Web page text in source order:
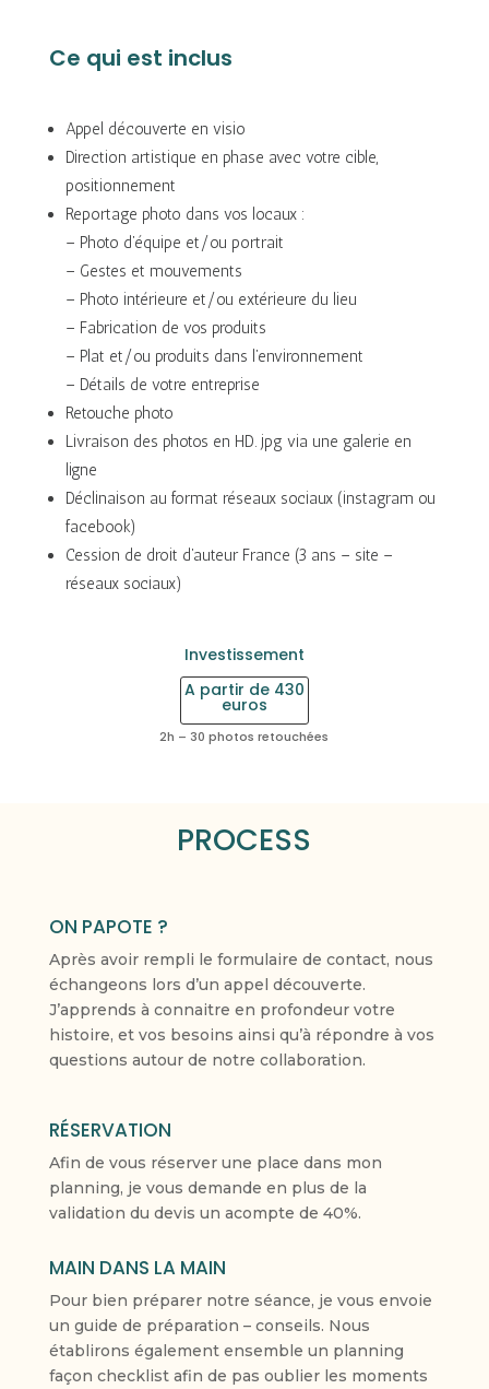
Ce qui est inclus
Appel découverte en visio
Direction artistique en phase avec votre cible,
positionnement
Reportage photo dans vos locaux :
– Photo d’équipe et/ou portrait
– Gestes et mouvements
– Photo intérieure et/ou extérieure du lieu
– Fabrication de vos produits
– Plat et/ou produits dans l’environnement
– Détails de votre entreprise
Retouche photo
Livraison des photos en HD. jpg via une galerie en
ligne
Déclinaison au format réseaux sociaux (instagram ou
facebook)
Cession de droit d’auteur France (3 ans – site –
réseaux sociaux)
Investissement
A partir de 430
euros
2h – 30 photos retouchées
PROCESS
ON PAPOTE ?
Après avoir rempli le formulaire de contact, nous
échangeons lors d’un appel découverte.
J’apprends à connaitre en profondeur votre
histoire, et vos besoins ainsi qu’à répondre à vos
questions autour de notre collaboration.
RÉSERVATION
Afin de vous réserver une place dans mon
planning, je vous demande en plus de la
validation du devis un acompte de 40%.
MAIN DANS LA MAIN
Pour bien préparer notre séance, je vous envoie
un guide de préparation – conseils. Nous
établirons également ensemble un planning
façon checklist afin de pas oublier les moments